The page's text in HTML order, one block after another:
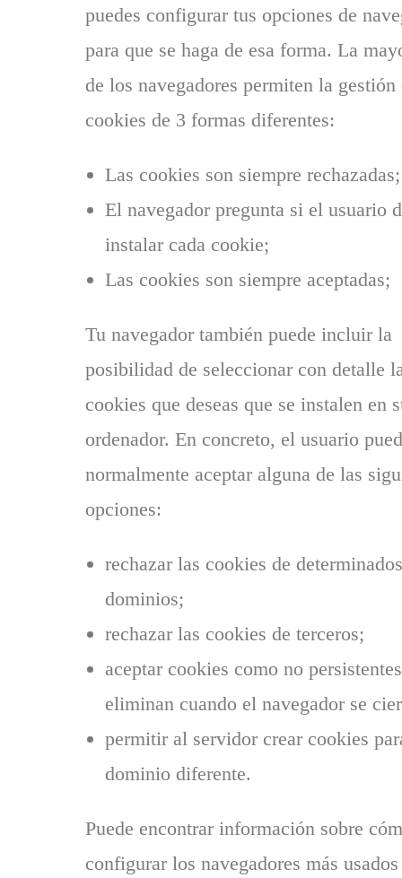
puedes configurar tus opciones de
para que se haga de esa forma. La
de los navegadores permiten la gestión
cookies de 3 formas diferentes:
Las cookies son siempre rechazadas;
El navegador pregunta si el usuario
instalar cada cookie;
Las cookies son siempre aceptadas;
Tu navegador también puede incluir la
posibilidad de seleccionar con detalle
cookies que deseas que se instalen en
ordenador. En concreto, el usuario
normalmente aceptar alguna de las
opciones:
rechazar las cookies de determinados
dominios;
rechazar las cookies de terceros;
aceptar cookies como no
eliminan cuando el navegador se
permitir al servidor crear cookies
dominio diferente.
Puede encontrar información sobre
configurar los navegadores más